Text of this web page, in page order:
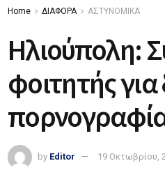
Home ΔΙΑΦΟΡΑ ΑΣΤΥΝΟΜΙΚΑ
Ηλιούπολη:
φοιτητής
by Editor 19 Οκτωβρίου,